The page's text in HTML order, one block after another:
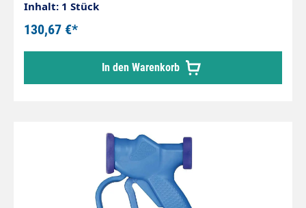
IG : 3/8" IGMit Kupplung und Hahnstecker
Inhalt: 1 Stück
130,67 €*
In den Warenkorb